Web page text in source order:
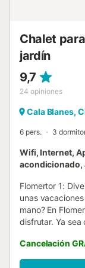
Chalet
jardín
9,7
24 opiniones
Cala Blanes,
6 pers. 3
Wifi, Internet,
acondicionado,
Flomertor 1:
unas
mano? En
disfrutar. Ya
especial. El
amplia terraza
Cancelación